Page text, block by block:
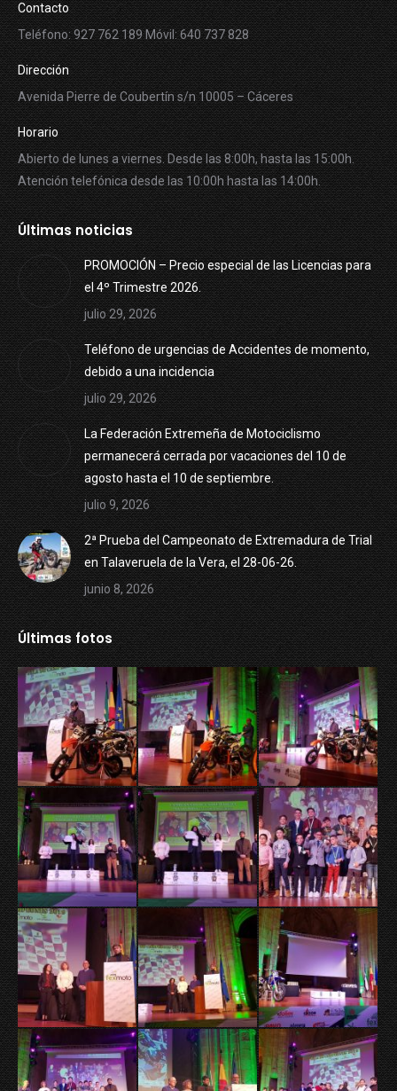
Contacto
Teléfono: 927 762 189 Móvil: 640 737 828
Dirección
Avenida Pierre de Coubertín s/n 10005 – Cáceres
Horario
Abierto de lunes a viernes. Desde las 8:00h, hasta las 15:00h.
Atención telefónica desde las 10:00h hasta las 14:00h.
Últimas noticias
PROMOCIÓN – Precio especial de las Licencias para
el 4º Trimestre 2026.
julio 29, 2026
Teléfono de urgencias de Accidentes de momento,
debido a una incidencia
julio 29, 2026
La Federación Extremeña de Motociclismo
permanecerá cerrada por vacaciones del 10 de
agosto hasta el 10 de septiembre.
julio 9, 2026
2ª Prueba del Campeonato de Extremadura de Trial
en Talaveruela de la Vera, el 28-06-26.
junio 8, 2026
Últimas fotos